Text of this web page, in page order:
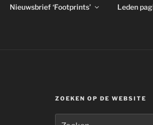
Nieuwsbrief ‘Footprints’ Leden
ZOEKEN OP DE WEBSITE